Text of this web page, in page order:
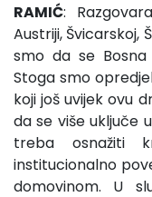
RAMIĆ:
Austriji, Švicarskoj,
smo da se Bosna
Stoga smo
koji još uvijek ovu
da se više uključe
treba osnažiti
institucionalno
domovinom. U